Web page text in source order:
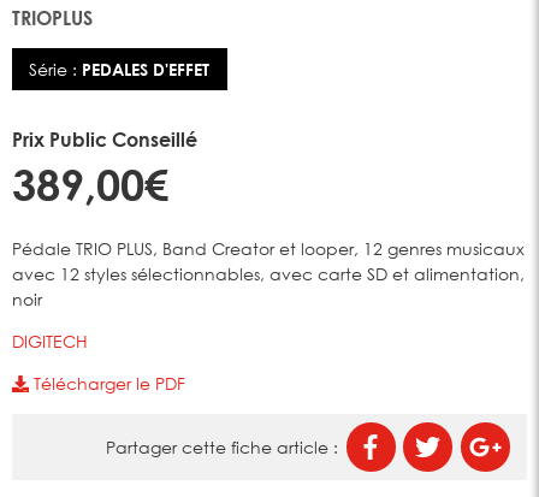
TRIOPLUS
Série : PEDALES D'EFFET
Prix Public Conseillé
389,00€
Pédale TRIO PLUS, Band Creator et looper, 12 genres musicaux
avec 12 styles sélectionnables, avec carte SD et alimentation,
noir
DIGITECH
Télécharger le PDF
Partager cette fiche article :